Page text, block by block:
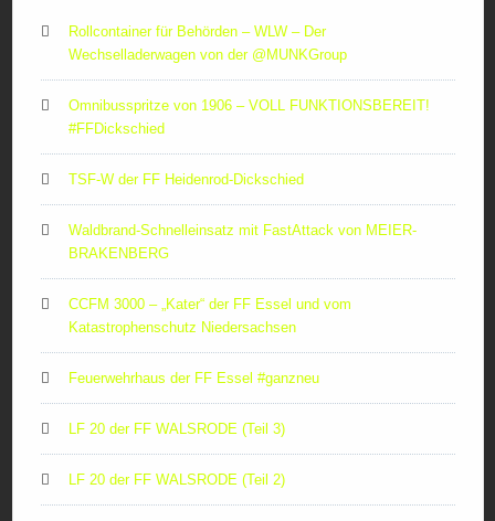
Rollcontainer für Behörden – WLW – Der
Wechselladerwagen von der ‪@MUNKGroup‬
Omnibusspritze von 1906 – VOLL FUNKTIONSBEREIT!
#FFDickschied
TSF-W der FF Heidenrod-Dickschied
Waldbrand-Schnelleinsatz mit FastAttack von MEIER-
BRAKENBERG
CCFM 3000 – „Kater“ der FF Essel und vom
Katastrophenschutz Niedersachsen
Feuerwehrhaus der FF Essel #ganzneu
LF 20 der FF WALSRODE (Teil 3)
LF 20 der FF WALSRODE (Teil 2)